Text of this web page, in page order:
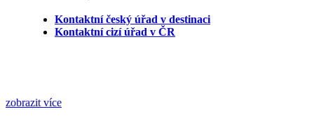
Kontaktní český úřad v destinaci
Kontaktní cizí úřad v ČR
zobrazit více